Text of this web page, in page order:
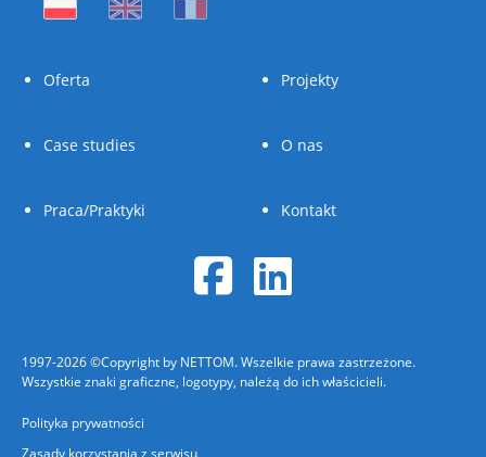
Oferta Projekty
Case studies O nas
Praca/Praktyki Kontakt
1997-2026 ©Copyright by NETTOM. Wszelkie prawa zastrzeżone.
Wszystkie znaki graficzne, logotypy, należą do ich właścicieli.
Polityka prywatności
Zasady korzystania z serwisu